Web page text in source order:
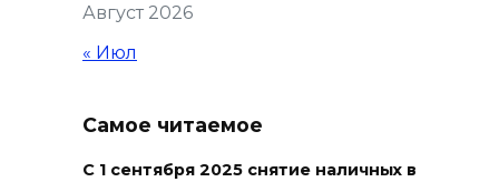
08 августа 2026 14:04
бывшей жены, эвакуированы
Август 2026
« Июл
Самое читаемое
С 1 сентября 2025 снятие наличных в